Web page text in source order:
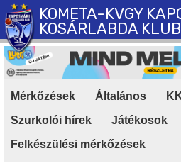
KOMETA-KVGY
KOSÁRLABDA KLUB
Mérkőzések Általános
Szurkolói hírek
Játékosok
Felkészülési mérkőzések